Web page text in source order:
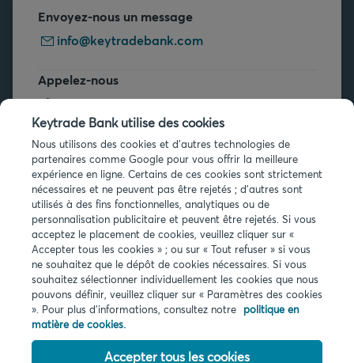
Envoyez-nous un message
info@keytradebank.com
Appelez-nous
+32 2 679 90 00
Vous avez des questions ?
Questions fréquentes
Infos légales
Privacy
Cookies
PSD2
Accessibilité
Keytrade Bank utilise des cookies
Nous utilisons des cookies et d'autres technologies de
partenaires comme Google pour vous offrir la meilleure
expérience en ligne. Certains de ces cookies sont strictement
nécessaires et ne peuvent pas être rejetés ; d'autres sont
utilisés à des fins fonctionnelles, analytiques ou de
personnalisation publicitaire et peuvent être rejetés. Si vous
acceptez le placement de cookies, veuillez cliquer sur «
Accepter tous les cookies » ; ou sur « Tout refuser » si vous
ne souhaitez que le dépôt de cookies nécessaires. Si vous
souhaitez sélectionner individuellement les cookies que nous
pouvons définir, veuillez cliquer sur « Paramètres des cookies
». Pour plus d'informations, consultez notre politique en
matière de cookies.
Accepter tous les cookies